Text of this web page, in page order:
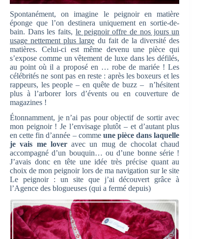
Spontanément, on imagine le peignoir en matière
éponge que l’on destinera uniquement en sortie-de-
bain. Dans les faits, le peignoir offre de nos jours un
usage nettement plus large du fait de la diversité des
matières. Celui-ci est même devenu une pièce qui
s’expose comme un vêtement de luxe dans les défilés,
au point où il a proposé en … robe de mariée ! Les
célébrités ne sont pas en reste : après les boxeurs et les
rappeurs, les people – en quête de buzz – n’hésitent
plus à l’arborer lors d’évents ou en couverture de
magazines !
Étonnamment, je n’ai pas pour objectif de sortir avec
mon peignoir ! Je l’envisage plutôt – et d’autant plus
en cette fin d’année – commeune pièce dans laquelle
je vais me loveravec un mug de chocolat chaud
accompagné d’un bouquin… ou d’une bonne série !
J’avais donc en tête une idée très précise quant au
choix de mon peignoir lors de ma navigation sur le site
Le peignoir : un site que j’ai découvert grâce à
l’Agence des blogueuses (qui a fermé depuis)